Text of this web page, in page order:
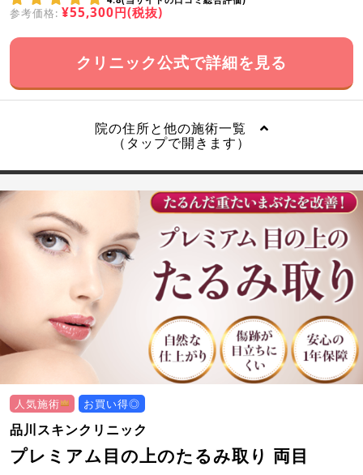
参考価格: ¥55,300円(税抜)
クリニック公式で詳細を見る
院の住所と他の施術一覧
（タップで開きます）
人気施術 お買い得◎
品川スキンクリニック
プレミアム目の上のたるみ取り 両目